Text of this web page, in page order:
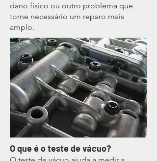
dano físico ou outro problema que
torne necessário um reparo mais
amplo.
O que é o teste de vácuo?